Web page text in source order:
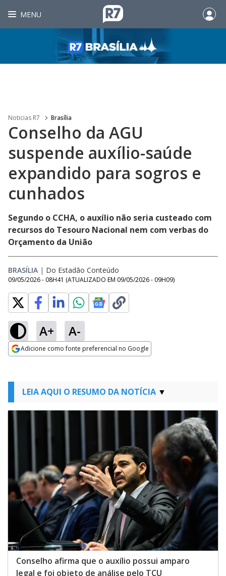
MENU
Noticias R7 Brasília
Conselho da AGU
suspende auxílio-saúde
expandido para sogros e
cunhados
Segundo o CCHA, o auxílio não seria custeado com
recursos do Tesouro Nacional nem com verbas do
Orçamento da União
BRASÍLIA | Do Estadão Conteúdo
09/05/2026 - 08H41 (ATUALIZADO EM 09/05/2026 - 09H09)
A+ A-
Adicione como fonte preferencial no Google
LEIA AQUI O RESUMO DA NOTÍCIA
Conselho afirma que o auxílio possui amparo
legal e foi objeto de análise pelo TCU